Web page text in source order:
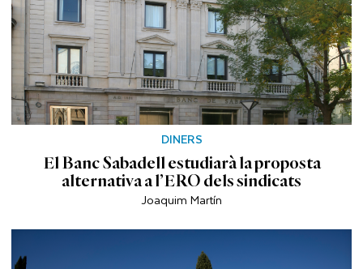
DINERS
El Banc Sabadell estudiarà la proposta
alternativa a l’ERO dels sindicats
Joaquim Martín